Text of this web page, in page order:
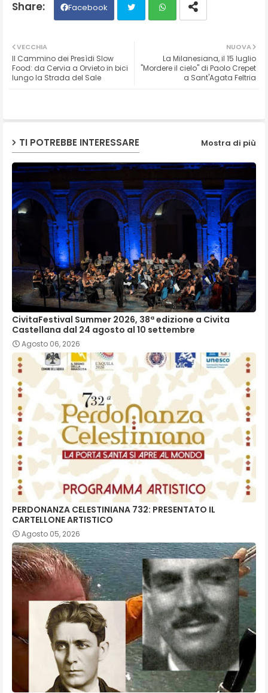
Facebook
ats
NUOVA
La Milanesiana, il 15 luglio
"Mordere il cielo" di Paolo Crepet
a Sant'Agata Feltria
VECCHIA
Il Cammino dei Presìdi Slow
Food: da Cervia a Orvieto in bici
lungo la Strada del Sale
TI POTREBBE INTERESSARE Mostra di più
CivitaFestival Summer 2026, 38ª edizione a Civita
Castellana dal 24 agosto al 10 settembre
Agosto 06, 2026
PERDONANZA CELESTINIANA 732: PRESENTATO IL
CARTELLONE ARTISTICO
Agosto 05, 2026